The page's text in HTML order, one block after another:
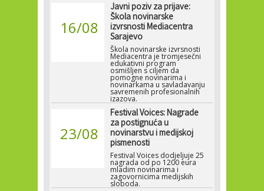
16/08
Javni poziv za prijave:
Škola novinarske
izvrsnosti Mediacentra
Sarajevo
Škola novinarske izvrsnosti
Mediacentra je tromjesečni
edukativni program
osmišljen s ciljem da
pomogne novinarima i
novinarkama u savladavanju
savremenih profesionalnih
izazova.
23/08
Festival Voices: Nagrade
za postignuća u
novinarstvu i medijskoj
pismenosti
Festival Voices dodjeljuje 25
nagrada od po 1200 eura
mladim novinarima i
zagovornicima medijskih
sloboda.